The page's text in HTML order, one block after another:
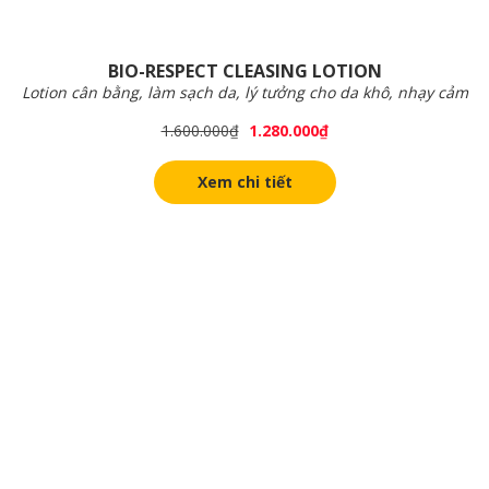
BIO-RESPECT CLEASING LOTION
Lotion cân bằng, làm sạch da, lý tưởng cho da khô, nhạy cảm
1.600.000₫ 1.280.000₫
Xem chi tiết